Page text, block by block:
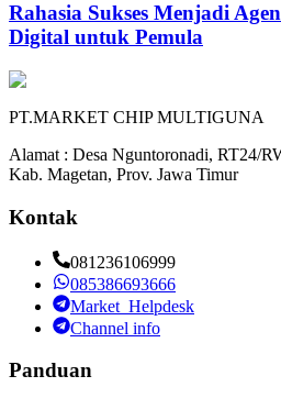
Rahasia Sukses Menjadi
Digital untuk Pemula
PT.MARKET CHIP MULTIGUNA
Alamat : Desa Nguntoronadi, RT24/
Kab. Magetan, Prov. Jawa Timur
Kontak
081236106999
085386693666
Market_Helpdesk
Channel info
Panduan